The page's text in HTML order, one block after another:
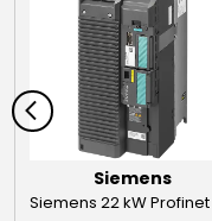
Siemens